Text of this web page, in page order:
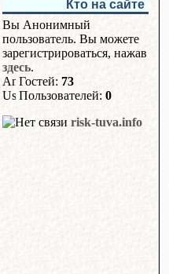
Кто на сайте
Вы Анонимный
пользователь. Вы можете
зарегистрироваться, нажав
здесь.
Гостей: 73
Пользователей: 0
risk-tuva.info